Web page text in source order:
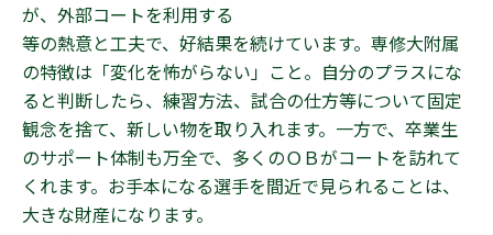
在校生の方へ
卒業生の方へ
受験生の方へ
デジタルパンフレット
アクセス
新着情報
安全への取り組み
が、外部コートを利用する
等の熱意と工夫で、好結果を続けています。専修大附属
の特徴は「変化を怖がらない」こと。自分のプラスにな
ると判断したら、練習方法、試合の仕方等について固定
観念を捨て、新しい物を取り入れます。一方で、卒業生
のサポート体制も万全で、多くのＯＢがコートを訪れて
くれます。お手本になる選手を間近で見られることは、
大きな財産になります。